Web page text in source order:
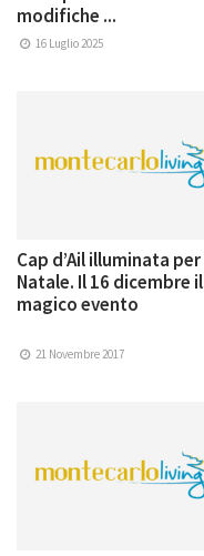
modifiche ...
16 Luglio 2025
Cap d’Ail illuminata per
Natale. Il 16 dicembre il
magico evento
21 Novembre 2017